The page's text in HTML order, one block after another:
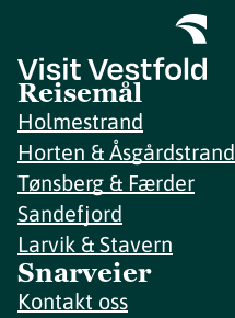
Reisemål
Holmestrand
Horten & Åsgårdstrand
Tønsberg & Færder
Sandefjord
Larvik & Stavern
Snarveier
Kontakt oss